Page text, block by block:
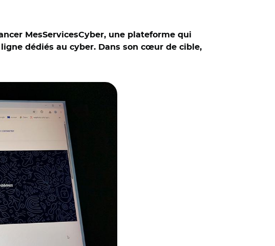
MesServicesCyber, une plateforme qui
dédiés au cyber. Dans son cœur de cible,